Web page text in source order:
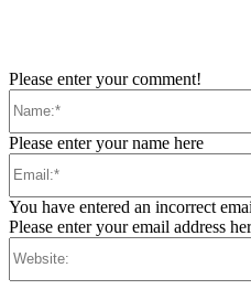
Please enter your comment!
Please enter your name here
You have entered an incorrect
Please enter your email address